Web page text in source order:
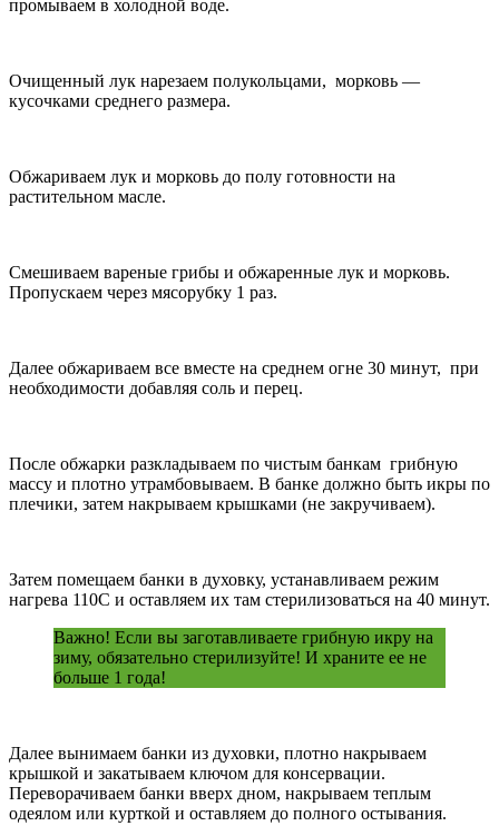
промываем в холодной воде.
Очищенный лук нарезаем полукольцами, морковь —
кусочками среднего размера.
Обжариваем лук и морковь до полу готовности на
растительном масле.
Смешиваем вареные грибы и обжаренные лук и морковь.
Пропускаем через мясорубку 1 раз.
Далее обжариваем все вместе на среднем огне 30 минут, при
необходимости добавляя соль и перец.
После обжарки разкладываем по чистым банкам грибную
массу и плотно утрамбовываем. В банке должно быть икры по
плечики, затем накрываем крышками (не закручиваем).
Затем помещаем банки в духовку, устанавливаем режим
нагрева 110С и оставляем их там стерилизоваться на 40 минут.
Важно! Если вы заготавливаете грибную икру на
зиму, обязательно стерилизуйте! И храните ее не
больше 1 года!
Далее вынимаем банки из духовки, плотно накрываем
крышкой и закатываем ключом для консервации.
Переворачиваем банки вверх дном, накрываем теплым
одеялом или курткой и оставляем до полного остывания.